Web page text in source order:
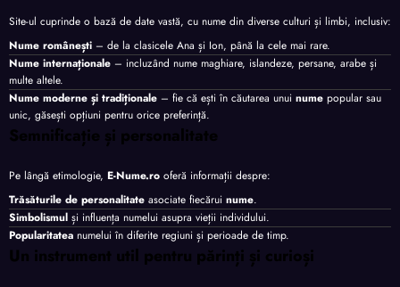
Site-ul cuprinde o bază de date vastă, cu nume din diverse culturi și limbi, inclusiv:
Nume românești – de la clasicele Ana și Ion, până la cele mai rare.
Nume internaționale – incluzând nume maghiare, islandeze, persane, arabe și
multe altele.
Nume moderne și tradiționale – fie că ești în căutarea unui nume popular sau
unic, găsești opțiuni pentru orice preferință.
Semnificație și personalitate
Pe lângă etimologie, E-Nume.ro oferă informații despre:
Trăsăturile de personalitate asociate fiecărui nume.
Simbolismul și influența numelui asupra vieții individului.
Popularitatea numelui în diferite regiuni și perioade de timp.
Un instrument util pentru părinți și curioși